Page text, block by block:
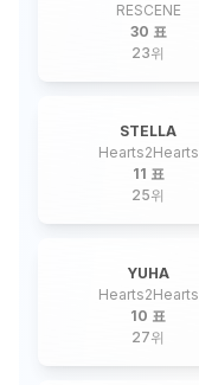
RESCENE
30 표
23위
STELLA
Hearts2Hearts
11 표
25위
YUHA
Hearts2Hearts
10 표
27위